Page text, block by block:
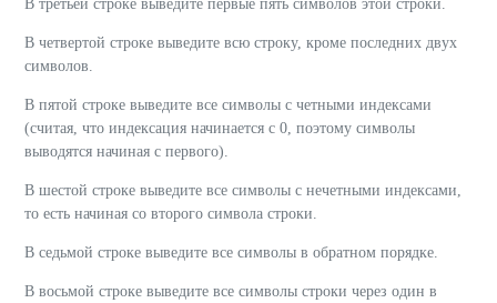
В третьей строке выведите первые пять символов этой строки.
В четвертой строке выведите всю строку, кроме последних двух
символов.
В пятой строке выведите все символы с четными индексами
(считая, что индексация начинается с 0, поэтому символы
выводятся начиная с первого).
В шестой строке выведите все символы с нечетными индексами,
то есть начиная со второго символа строки.
В седьмой строке выведите все символы в обратном порядке.
В восьмой строке выведите все символы строки через один в